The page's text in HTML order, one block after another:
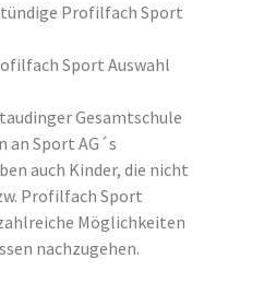
Profilfach Sport
Sport Auswahl
Gesamtschule
Sport AG´s
auch Kinder, die nicht
Profilfach Sport
Möglichkeiten
nachzugehen.